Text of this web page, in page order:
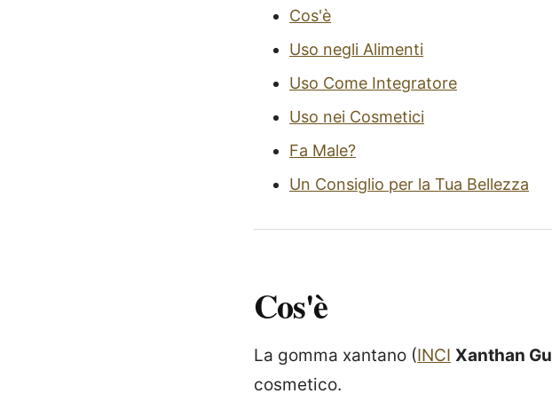
Cos'è
Uso negli Alimenti
Uso Come Integratore
Uso nei Cosmetici
Fa Male?
Un Consiglio per la Tua Bellezza
Cos'è
La gomma xantano (INCI Xanthan
cosmetico.